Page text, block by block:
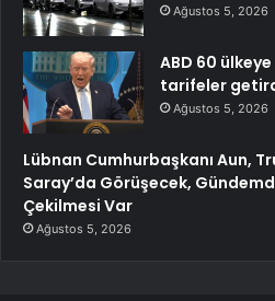
Ağustos 5, 2026
ABD 60
tarifeler
Ağustos 5, 2026
Lübnan Cumhurbaşkanı Aun,
Saray’da Görüşecek,
Çekilmesi Var
Ağustos 5, 2026